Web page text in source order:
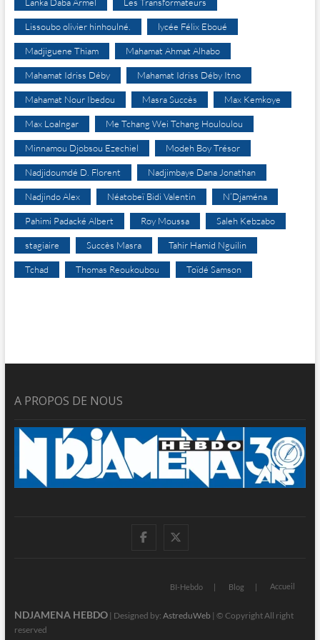
Lissoubo olivier hinhoulné. lycée Félix Eboué
Madjiguene Thiam Mahamat Ahmat Alhabo
Mahamat Idriss Déby Mahamat Idriss Déby Itno
Mahamat Nour Ibedou Masra Succès Max Kemkoye
Max Loalngar Me Tchang Wei Tchang Houloulou
Minnamou Djobsou Ezechiel Modeh Boy Trésor
Nadjidoumdé D. Florent Nadjimbaye Dana Jonathan
Nadjindo Alex Néatobeï Bidi Valentin N’Djaména
Pahimi Padacké Albert Roy Moussa Saleh Kebzabo
stagiaire Succès Masra Tahir Hamid Nguilin
Tchad Thomas Reoukoubou Toïdé Samson
A PROPOS DE NOUS
facebook
BI-Hebdo Blog Accueil
NDJAMENA HEBDO| Designed by: AstreduWeb | © Copyright All right
reserved